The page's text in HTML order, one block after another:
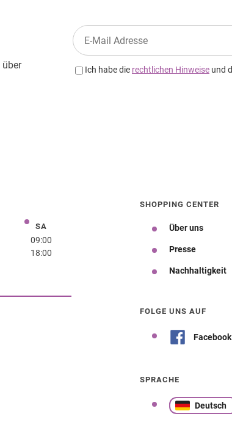
SASamstag
09:00
18:00
SHOPPING CENTER
Über uns
Presse
Nachhaltigkeit
FOLGE UNS AUF
Facebook
SPRACHE
Deutsch